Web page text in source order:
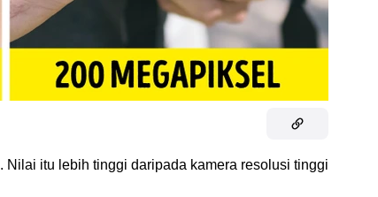
. Nilai itu lebih tinggi daripada kamera resolusi tinggi